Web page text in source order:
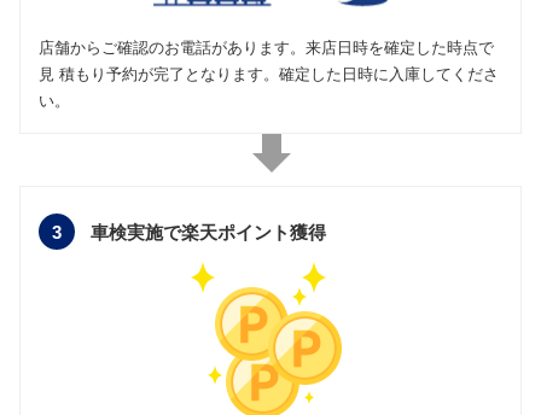
店舗からご確認のお電話があります。来店日時を確定した時点で
見 積もり予約が完了となります。確定した日時に入庫してくださ
い。
3 車検実施で楽天ポイント獲得